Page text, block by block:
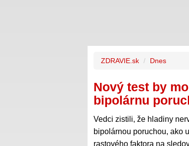
ZDRAVIE.sk Dnes
Nový test by
bipolárnu
Vedci zistili, že hladiny
bipolárnou poruchou, ako
rastového faktora na